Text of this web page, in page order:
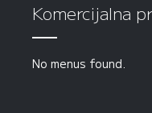
Komercijalna
No menus found.